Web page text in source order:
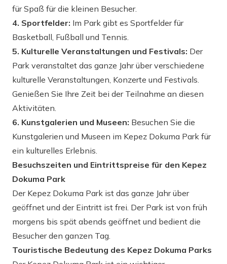
für Spaß für die kleinen Besucher.
4. Sportfelder: Im Park gibt es Sportfelder für
Basketball, Fußball und Tennis.
5. Kulturelle Veranstaltungen und Festivals: Der
Park veranstaltet das ganze Jahr über verschiedene
kulturelle Veranstaltungen, Konzerte und Festivals.
Genießen Sie Ihre Zeit bei der Teilnahme an diesen
Aktivitäten.
6. Kunstgalerien und Museen: Besuchen Sie die
Kunstgalerien und Museen im Kepez Dokuma Park für
ein kulturelles Erlebnis.
Besuchszeiten und Eintrittspreise für den Kepez
Dokuma Park
Der Kepez Dokuma Park ist das ganze Jahr über
geöffnet und der Eintritt ist frei. Der Park ist von früh
morgens bis spät abends geöffnet und bedient die
Besucher den ganzen Tag.
Touristische Bedeutung des Kepez Dokuma Parks